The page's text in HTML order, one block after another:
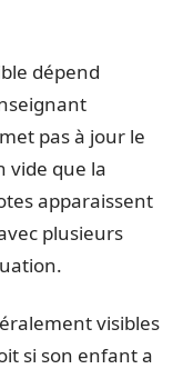
dépend
pas à jour le
vide que la
apparaissent
plusieurs
visibles
si son enfant a